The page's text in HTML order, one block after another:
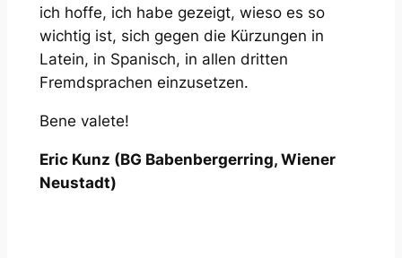
ich hoffe, ich habe gezeigt, wieso es so
wichtig ist, sich gegen die Kürzungen in
Latein, in Spanisch, in allen dritten
Fremdsprachen einzusetzen.
Bene valete!
Eric Kunz (BG Babenbergerring, Wiener
Neustadt)